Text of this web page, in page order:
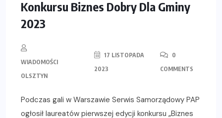
Konkursu Biznes Dobry Dla Gminy
2023
WIADOMOŚCI
OLSZTYN
17 LISTOPADA
2023
0
COMMENTS
Podczas gali w Warszawie Serwis Samorządowy PAP
ogłosił laureatów pierwszej edycji konkursu „Biznes